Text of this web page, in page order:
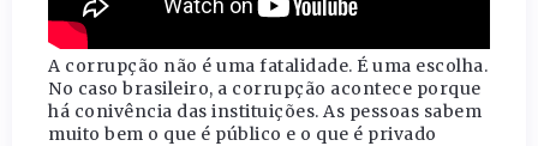
A corrupção não é uma fatalidade. É uma escolha.
No caso brasileiro, a corrupção acontece porque
há conivência das instituições. As pessoas sabem
muito bem o que é público e o que é privado